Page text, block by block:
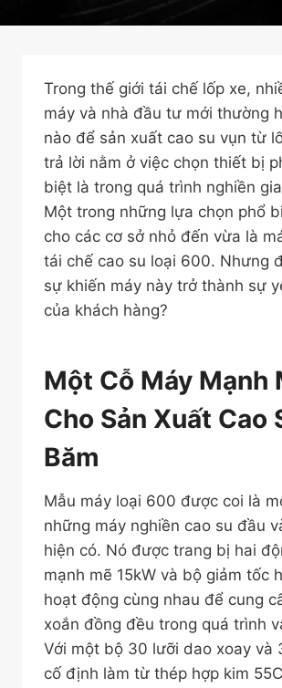
Trong thế giới tái chế lốp xe,
máy và nhà đầu tư mới thường
nào để sản xuất cao su vụn từ
trả lời nằm ở việc chọn thiết bị
biệt là trong quá trình nghiền
Một trong những lựa chọn phổ
cho các cơ sở nhỏ đến vừa là
tái chế cao su loại 600. Nhưng
sự khiến máy này trở thành sự
của khách hàng?
Một Cỗ Máy Mạnh
Cho Sản Xuất Cao
Băm
Mẫu máy loại 600 được coi là
những máy nghiền cao su đầu
hiện có. Nó được trang bị hai
mạnh mẽ 15kW và bộ giảm tốc
hoạt động cùng nhau để cung
xoắn đồng đều trong quá trình
Với một bộ 30 lưỡi dao xoay và
cố định làm từ thép hợp kim